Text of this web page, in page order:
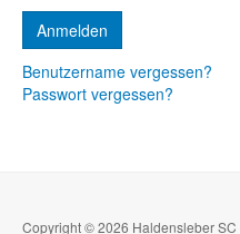
Benutzername vergessen?
Passwort vergessen?
Copyright © 2026 Haldensleber